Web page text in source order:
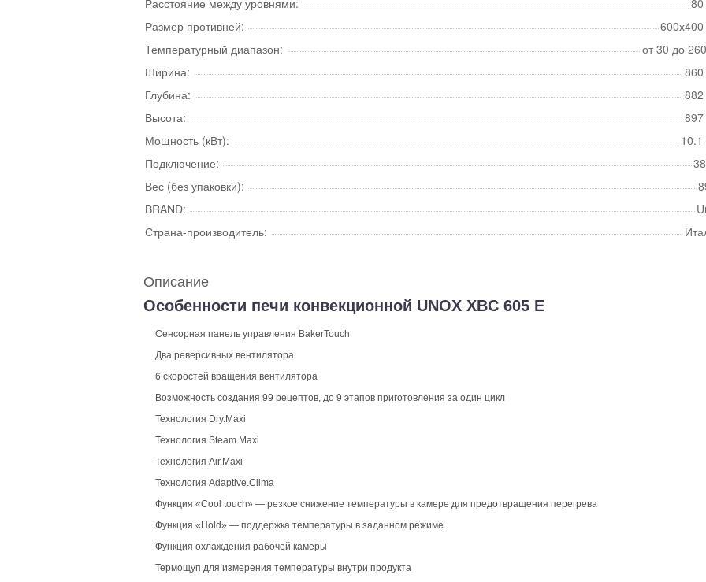
Расстояние между уровнями:
Размер противней:
Температурный диапазон:
от 30 до
Ширина:
Глубина:
Высота:
Мощность (кВт):
10.1
Подключение:
Вес (без упаковки):
BRAND:
Страна-производитель:
Описание
Особенности печи конвекционной UNOX XBC 605 Е
Сенсорная панель управления BakerTouch
Два реверсивных вентилятора
6 скоростей вращения вентилятора
Возможность создания 99 рецептов, до 9 этапов приготовления за один цикл
Технология Dry.Maxi
Технология Steam.Maxi
Технология Air.Maxi
Технология Adaptive.Clima
Функция «Cool touch» — резкое снижение температуры в камере для предотвращения перегрева
Функция «Hold» — поддержка температуры в заданном режиме
Функция охлаждения рабочей камеры
Термощуп для измерения температуры внутри продукта